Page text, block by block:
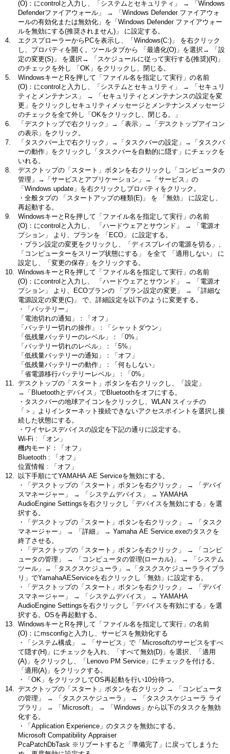
(O)：にcontrolと入力し、「システムとセキュリティ」 → 「Windows
Defenderファイアウォール」 → 「Windows Defender ファイアウォ
ールの有効化または無効化」を「Windows Defender ファイアウォー
ルを無効にする(推奨されません)」 に設定する。
エクスプローラーからPCを表示し、「Windows(C:)」 を右クリック
し、プロパティを開く。ツールタブから 「最適化(O)」を選択→ 「設
定の変更(S)」 を選択→ 「スケジュールに従って実行する(推奨)(R)」
のチェックを外し 「OK」をクリックし、閉じる。
WindowsキーとRを押して「ファイル名を指定して実行」の名前
(O)：にcontrolと入力し、「システムとセキュリティ」 → 「セキュリ
ティとメンテナンス」 → 「セキュリティとメンテナンスの設定を変
更」をクリックしセキュリティメッセージとメンテナンスメッセージ
のチェックを全て外し「OKをクリックし、閉じる。」
「デスクトップで右クリック」→「表示」→「デスクトップアイコン
の表示」をクリック。
「タスクバー上で右クリック」→「タスクバーの設定」→「タスクバ
ーの動作」をクリックし「タスクバーを自動的に隠す」にチェックを
いれる。
デスクトップの「スタート」ボタンを右クリックし「コンピュータの
管理」→「サービスとアプリケーション」→「サービス」の
「Windows update」を右クリックしプロパティをクリック。
・全般タブの 「スタートアップの種類(E)」 を 「無効」 に設定し、
再起動する。
WindowsキーとRを押して「ファイル名を指定して実行」の名前
(O)：にcontrolと入力し、 「ハードウェアとサウンド」 → 「電源オ
プション」 より、プランを 「ECO」 に設定する。
・プラン設定の変更をクリックし、「ディスプレイの電源を切る」、
「コンピューターをスリープ状態にする」 を全て 「適用しない」 に
設定し、「変更の保存」をクリックする。
WindowsキーとRを押して「ファイル名を指定して実行」の名前
(O)：にcontrolと入力し、 「ハードウェアとサウンド」 → 「電源オ
プション」 より、ECOプランの 「プラン設定の変更」 → 「詳細な
電源設定の変更(C)」 で、詳細設定を以下のように変更する。
・「バッテリー」
「電池切れの通知」：「オフ」
「バッテリー切れの操作」：「シャットダウン」
「低残量バッテリーのレベル」：「0%」
「バッテリー切れのレベル」：「5%」
「低残量バッテリーの通知」：「オフ」
「低残量バッテリーの動作」：「何もしない」
「省電源移行バッテリーレベル」：「0%」
デスクトップの「スタート」ボタンを右クリックし、「設定」
→「Bluetoothとデバイス」でBluetoothをオフにする。
・タスクバーの地球アイコンをクリックし、WLAN スイッチの
「＞」よりインターネット接続できないアクセスポイントを選択し接
続した状態にする。
・ワイヤレスデバイスの設定を下記の通りに設定する。
Wi-Fi : 「オン」
機内モード：「オフ」
Bluetooth : 「オフ」
位置情報 : 「オフ」
以下手順にてYAMAHA AE Serviceを無効にする。
・「デスクトップの「スタート」ボタンを右クリック」 → 「デバイ
スマネージャー」 → 「システムデバイス」 → YAMAHA
AudioEngine Settingsを右クリックし「デバイスを無効にする」を選
択する。
・「デスクトップの「スタート」ボタンを右クリック」 → 「タスク
マネージャー」 → 「詳細」 → Yamaha AE Service.exeのタスクを
終了させる。
・「デスクトップの「スタート」ボタンを右クリック」 → 「コンピ
ュータの管理」 → 「コンピュータの管理(ローカル)」 → 「システム
ツール」→「タスクスケジューラ」→「タスクスケジューラライブラ
リ」でYamahaAEServiceを右クリックし「無効」に設定する。
・「デスクトップの「スタート」ボタンを右クリック」 → 「デバイ
スマネージャー」 → 「システムデバイス」 → YAMAHA
AudioEngine Settingsを右クリックし「デバイスを有効にする」を選
択する。OSを再起動する。
WindowsキーとRを押して「ファイル名を指定して実行」の名前
(O)：にmsconfigと入力し、サービスを無効化する
・「システム構成」 → 「サービス」で「Microsoftのサービスをすべ
て隠す(H)」にチェックを入れ、「すべて無効(D)」を選択、「適用
(A)」をクリックし、「Lenovo PM Service」にチェックを付ける。
「適用(A)」をクリックする。
・「OK」をクリックしてOS再起動を行い10分待つ。
デスクトップの「スタート」ボタンを右クリック → 「コンピュータ
の管理」 → 「タスクスケジューラ」 → 「タスクスケジューラ ライ
ブラリ」 → 「Microsoft」 → 「Windows」から以下のタスクを無効
化する。
・「Application Experience」のタスクを無効にする。
Microsoft Compatibility Appraiser
PcaPatchDbTask ※リブートすると「準備完了」に戻ってしまうた